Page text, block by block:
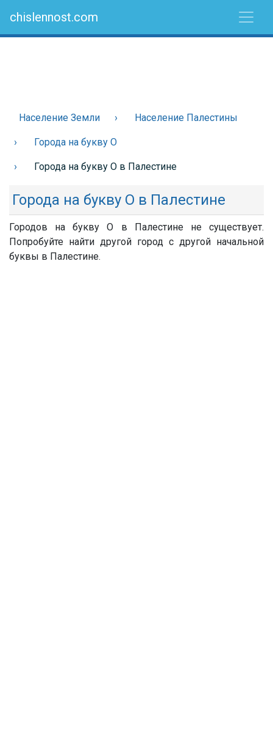
chislennost.com
Население Земли Население Палестины
Города на букву О
Города на букву О в Палестине
Города на букву О в Палестине
Городов на букву О в Палестине не существует.
Попробуйте найти другой город с другой начальной
буквы в Палестине.